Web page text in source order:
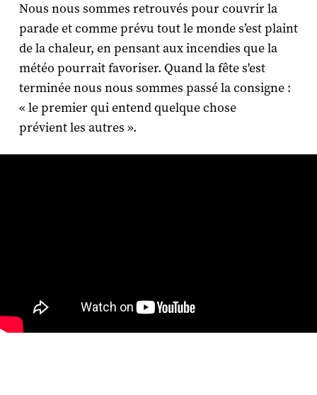
Nous nous sommes retrouvés pour couvrir la
parade et comme prévu tout le monde s’est plaint
de la chaleur, en pensant aux incendies que la
météo pourrait favoriser. Quand la fête s'est
terminée nous nous sommes passé la consigne :
« le premier qui entend quelque chose
prévient les autres ».